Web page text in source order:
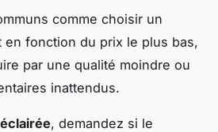
comme choisir un
en fonction du prix le plus bas,
par une qualité moindre ou
inattendus.
, demandez si le